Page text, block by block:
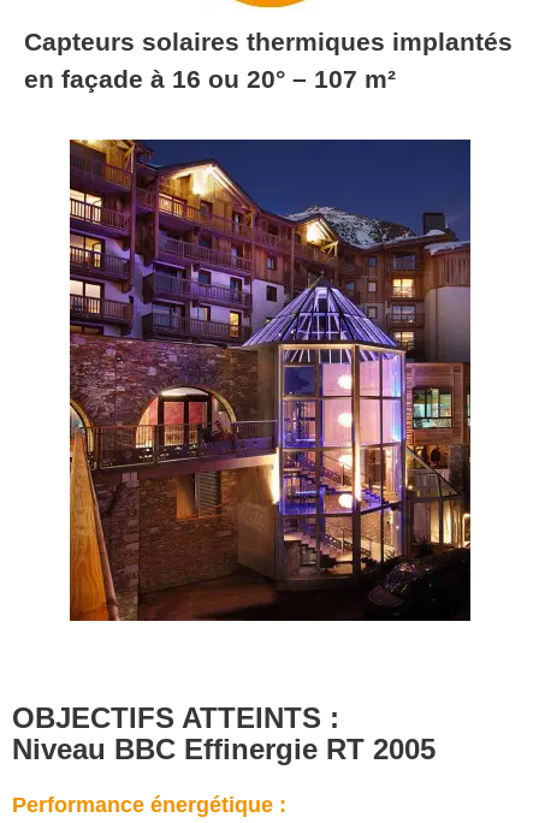
Capteurs solaires thermiques implantés
en façade à 16 ou 20° – 107 m²
OBJECTIFS ATTEINTS :
Niveau BBC Effinergie RT 2005
Performance énergétique :